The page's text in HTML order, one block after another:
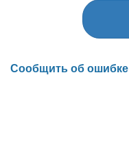
Сообщить об ошибке